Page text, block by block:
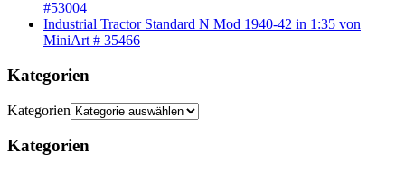
#53004
Industrial Tractor Standard N Mod 1940-42 in 1:35 von
MiniArt # 35466
Kategorien
Kategorien
Kategorien